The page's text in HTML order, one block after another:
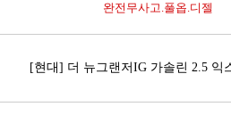
완전무사고.풀옵.디젤
[현대] 더 뉴그랜저IG 가솔린 2.5 익